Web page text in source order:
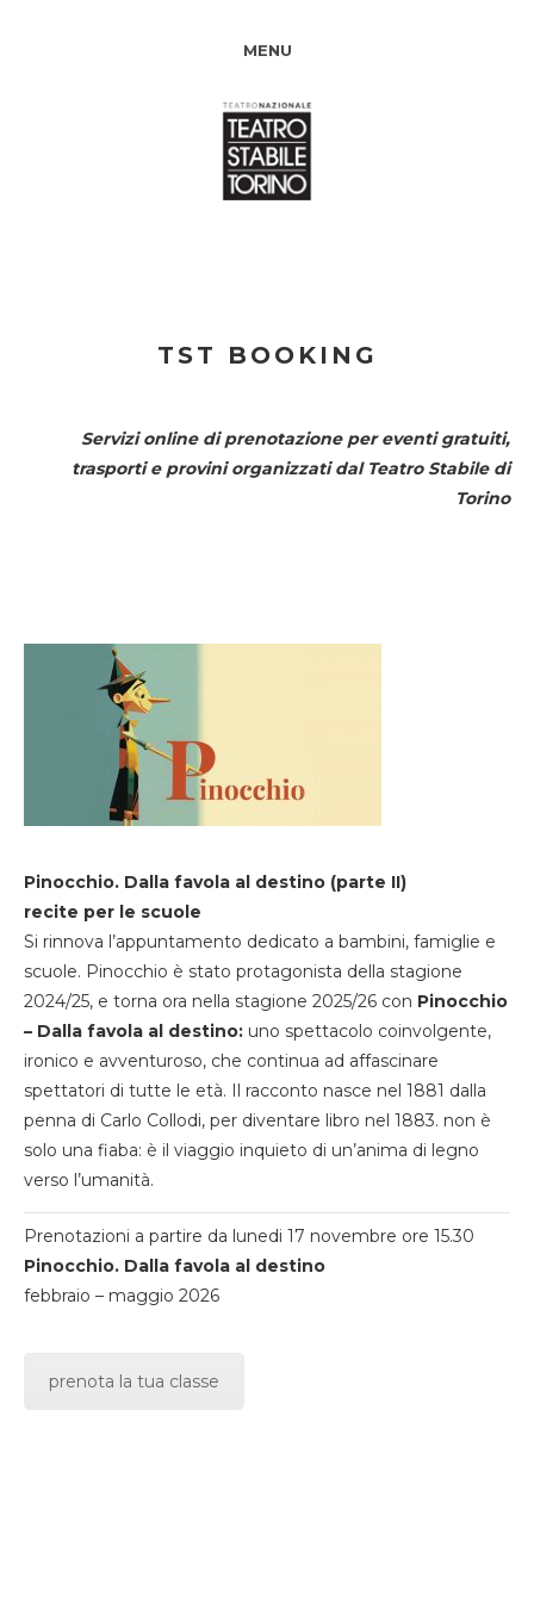
MENU
TST BOOKING
Servizi online di prenotazione per eventi gratuiti,
trasporti e provini organizzati dal Teatro Stabile di
Torino
Pinocchio. Dalla favola al destino (parte II)
recite per le scuole
Si rinnova l’appuntamento dedicato a bambini, famiglie e
scuole. Pinocchio è stato protagonista della stagione
2024/25, e torna ora nella stagione 2025/26 con Pinocchio
– Dalla favola al destino: uno spettacolo coinvolgente,
ironico e avventuroso, che continua ad affascinare
spettatori di tutte le età. Il racconto nasce nel 1881 dalla
penna di Carlo Collodi, per diventare libro nel 1883. non è
solo una fiaba: è il viaggio inquieto di un’anima di legno
verso l’umanità.
Prenotazioni a partire da lunedi 17 novembre ore 15.30
Pinocchio. Dalla favola al destino
febbraio – maggio 2026
prenota la tua classe